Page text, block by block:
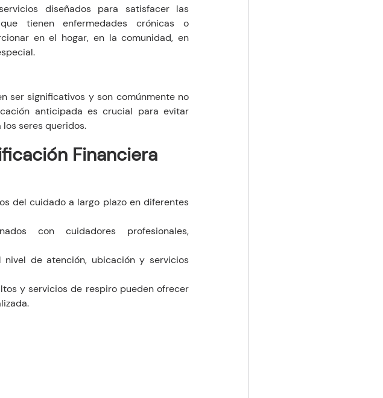
diseñados para satisfacer las
tienen enfermedades crónicas o
en el hogar, en la comunidad, en
ser significativos y son comúnmente no
anticipada es crucial para evitar
seres queridos.
Financiera
del cuidado a largo plazo en diferentes
con cuidadores profesionales,
de atención, ubicación y servicios
y servicios de respiro pueden ofrecer